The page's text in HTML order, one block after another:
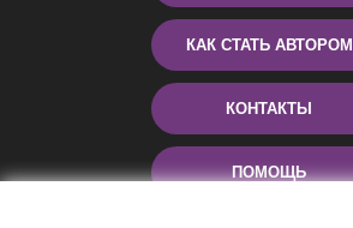
КАК СТАТЬ АВТОРОМ
КОНТАКТЫ
ПОМОЩЬ